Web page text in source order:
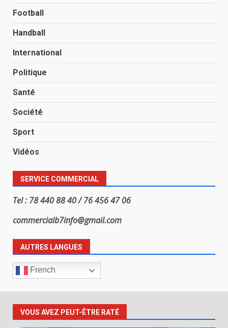
Football
Handball
International
Politique
Santé
Société
Sport
Vidéos
SERVICE COMMERCIAL
Tel : 78 440 88 40 / 76 456 47 06
commercialb7info@gmail.com
AUTRES LANGUES
French
VOUS AVEZ PEUT-ÊTRE RATÉ